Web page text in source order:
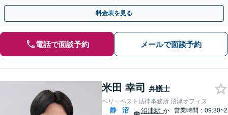
目指します【焼津駅2分】
料金表を見る
電話で面談予約 メールで面談予約
米田 幸司 弁護士
ベリーベスト法律事務所 沼津オフィス
静
沼
沼津駅 か
営業時間：09:30~2